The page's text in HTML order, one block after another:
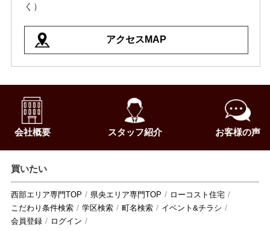
く）
アクセスMAP
会社概要 スタッフ紹介 お客様の声
買いたい
西部エリア専門TOP 県央エリア専門TOP
ローコスト住宅
こだわり条件検索
学区検索 町名検索
イベント&チラシ
会員登録
ログイン